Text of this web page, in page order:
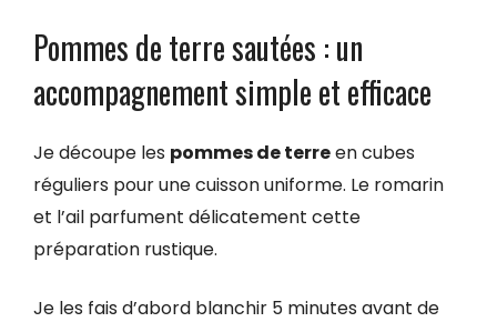
Pommes de terre sautées : un
accompagnement simple et efficace
Je découpe les pommes de terreen cubes
réguliers pour une cuisson uniforme. Le romarin
et l’ail parfument délicatement cette
préparation rustique.
Je les fais d’abord blanchir 5 minutes avant de